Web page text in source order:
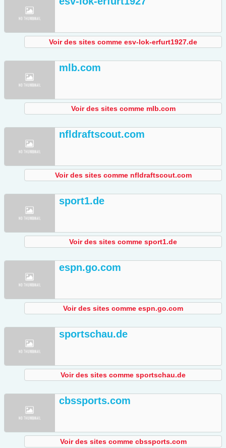
Voir des sites comme esv-lok-erfurt1927.de
mlb.com
Voir des sites comme mlb.com
nfldraftscout.com
Voir des sites comme nfldraftscout.com
sport1.de
Voir des sites comme sport1.de
espn.go.com
Voir des sites comme espn.go.com
sportschau.de
Voir des sites comme sportschau.de
cbssports.com
Voir des sites comme cbssports.com